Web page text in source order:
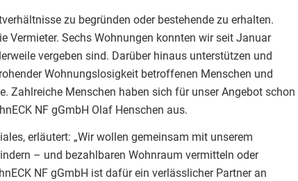
zu begründen oder bestehende zu erhalten.
Vermieter. Sechs Wohnungen konnten wir seit Januar
vergeben sind. Darüber hinaus unterstützen und
Wohnungslosigkeit betroffenen Menschen und
Zahlreiche Menschen haben sich für unser Angebot schon
NF gGmbH Olaf Henschen aus.
erläutert: „Wir wollen gemeinsam mit unserem
– und bezahlbaren Wohnraum vermitteln oder
NF gGmbH ist dafür ein verlässlicher Partner an